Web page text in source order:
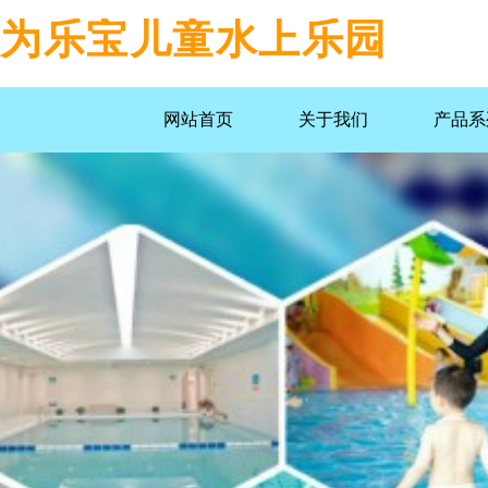
网站首页 关于我们 产品
为乐宝儿童水上乐园